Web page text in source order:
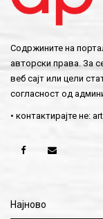
Содржините на
авторски права. За
веб сајт или цели
согласност од
• контактирајте не:
Најново